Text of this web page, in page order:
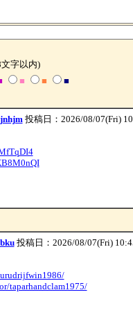
字以内)
■ ■ ■
投稿日：2026/08/07(Fri)
投稿日：2026/08/07(Fri)
taparhandclam1975/